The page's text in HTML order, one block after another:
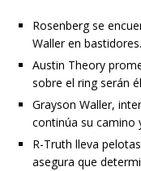
Rosenberg se
Waller en bastidores.
Austin Theory
sobre el ring serán
Grayson Waller,
continúa su camino
R-Truth lleva
asegura que